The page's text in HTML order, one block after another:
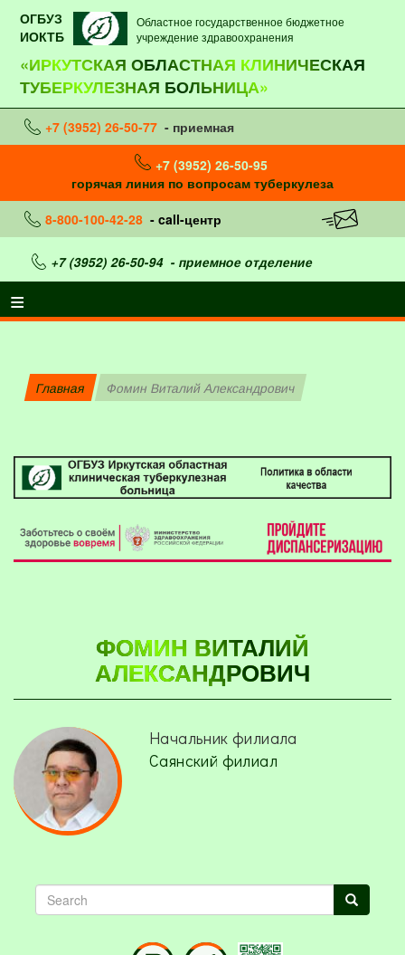
ОГБУЗ
ИОКТБ
Областное государственное бюджетное
учреждение здравоохранения
«ИРКУТСКАЯ ОБЛАСТНАЯ КЛИНИЧЕСКАЯ
ТУБЕРКУЛЕЗНАЯ БОЛЬНИЦА»
+7 (3952) 26-50-77 - приемная
+7 (3952) 26-50-95
горячая линия по вопросам туберкулеза
8-800-100-42-28 - call-центр
+7 (3952) 26-50-94- приемное отделение
Главная Фомин Виталий Александрович
ФОМИН ВИТАЛИЙ
АЛЕКСАНДРОВИЧ
Начальник филиала
Саянский филиал
Search Search